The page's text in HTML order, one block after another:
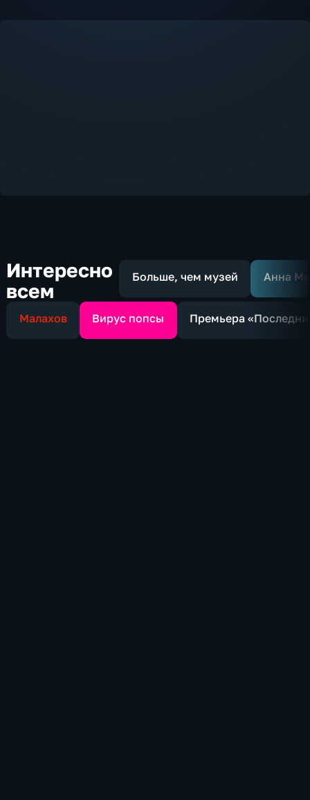
Интересно
всем
Больше, чем музей Анна
Малахов Вирус попсы Премьера